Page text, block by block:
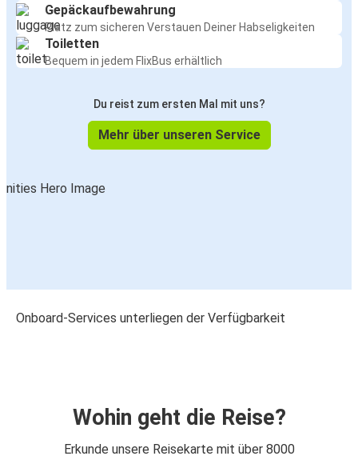
Gepäckaufbewahrung
Platz zum sicheren Verstauen Deiner Habseligkeiten
Toiletten
Bequem in jedem FlixBus erhältlich
Du reist zum ersten Mal mit uns?
Mehr über unseren Service
Onboard-Services unterliegen der Verfügbarkeit
Wohin geht die Reise?
Erkunde unsere Reisekarte mit über 8000